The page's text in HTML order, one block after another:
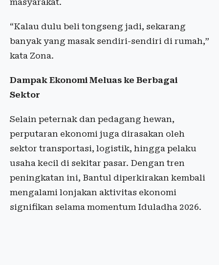
masyarakat.
“Kalau dulu beli tongseng jadi, sekarang
banyak yang masak sendiri-sendiri di rumah,”
kata Zona.
Dampak Ekonomi Meluas ke Berbagai
Sektor
Selain peternak dan pedagang hewan,
perputaran ekonomi juga dirasakan oleh
sektor transportasi, logistik, hingga pelaku
usaha kecil di sekitar pasar. Dengan tren
peningkatan ini, Bantul diperkirakan kembali
mengalami lonjakan aktivitas ekonomi
signifikan selama momentum Iduladha 2026.